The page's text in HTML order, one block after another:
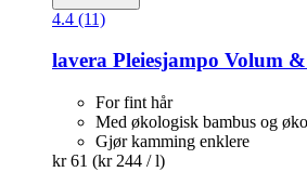
4.4 (11)
lavera Pleiesjampo Volum
For fint hår
Med økologisk bambus og
Gjør kamming enklere
kr 61 (kr 244 / l)